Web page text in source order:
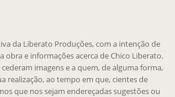
da Liberato Produções, com a intenção de
obra e informações acerca de Chico Liberato.
imagens e a quem, de alguma forma,
realização, ao tempo em que, cientes de
que nos sejam endereçadas sugestões ou